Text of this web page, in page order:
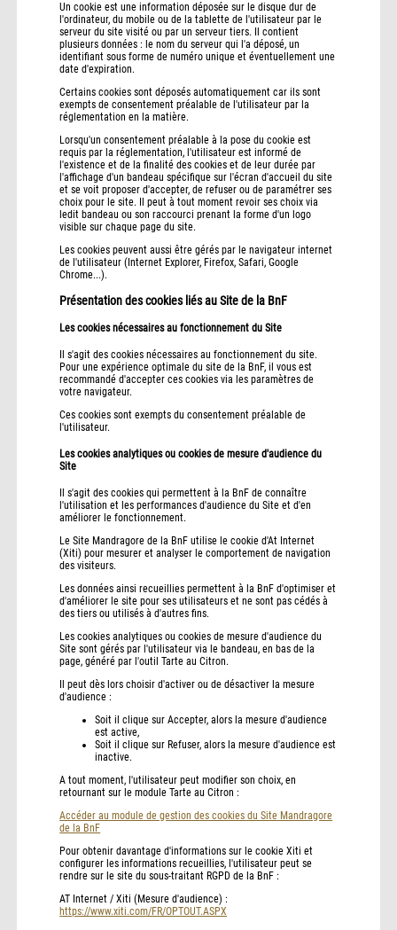
Un cookie est une information déposée sur le disque dur de
l'ordinateur, du mobile ou de la tablette de l'utilisateur par le
serveur du site visité ou par un serveur tiers. Il contient
plusieurs données : le nom du serveur qui l'a déposé, un
identifiant sous forme de numéro unique et éventuellement une
date d'expiration.
Certains cookies sont déposés automatiquement car ils sont
exempts de consentement préalable de l'utilisateur par la
réglementation en la matière.
Lorsqu'un consentement préalable à la pose du cookie est
requis par la réglementation, l'utilisateur est informé de
l'existence et de la finalité des cookies et de leur durée par
l'affichage d'un bandeau spécifique sur l'écran d'accueil du site
et se voit proposer d'accepter, de refuser ou de paramétrer ses
choix pour le site. Il peut à tout moment revoir ses choix via
ledit bandeau ou son raccourci prenant la forme d'un logo
visible sur chaque page du site.
Les cookies peuvent aussi être gérés par le navigateur internet
de l'utilisateur (Internet Explorer, Firefox, Safari, Google
Chrome...).
Présentation des cookies liés au Site de la BnF
Les cookies nécessaires au fonctionnement du Site
Il s'agit des cookies nécessaires au fonctionnement du site.
Pour une expérience optimale du site de la BnF, il vous est
recommandé d'accepter ces cookies via les paramètres de
votre navigateur.
Ces cookies sont exempts du consentement préalable de
l'utilisateur.
Les cookies analytiques ou cookies de mesure d'audience du
Site
Il s'agit des cookies qui permettent à la BnF de connaître
l'utilisation et les performances d'audience du Site et d'en
améliorer le fonctionnement.
Le Site Mandragore de la BnF utilise le cookie d'At Internet
(Xiti) pour mesurer et analyser le comportement de navigation
des visiteurs.
Les données ainsi recueillies permettent à la BnF d'optimiser et
d'améliorer le site pour ses utilisateurs et ne sont pas cédés à
des tiers ou utilisés à d'autres fins.
Les cookies analytiques ou cookies de mesure d'audience du
Site sont gérés par l'utilisateur via le bandeau, en bas de la
page, généré par l'outil Tarte au Citron.
Il peut dès lors choisir d'activer ou de désactiver la mesure
d'audience :
Soit il clique sur Accepter, alors la mesure d'audience
est active,
Soit il clique sur Refuser, alors la mesure d'audience est
inactive.
A tout moment, l'utilisateur peut modifier son choix, en
retournant sur le module Tarte au Citron :
Accéder au module de gestion des cookies du Site Mandragore
de la BnF
Pour obtenir davantage d'informations sur le cookie Xiti et
configurer les informations recueillies, l'utilisateur peut se
rendre sur le site du sous-traitant RGPD de la BnF :
AT Internet / Xiti (Mesure d'audience) :
https://www.xiti.com/FR/OPTOUT.ASPX